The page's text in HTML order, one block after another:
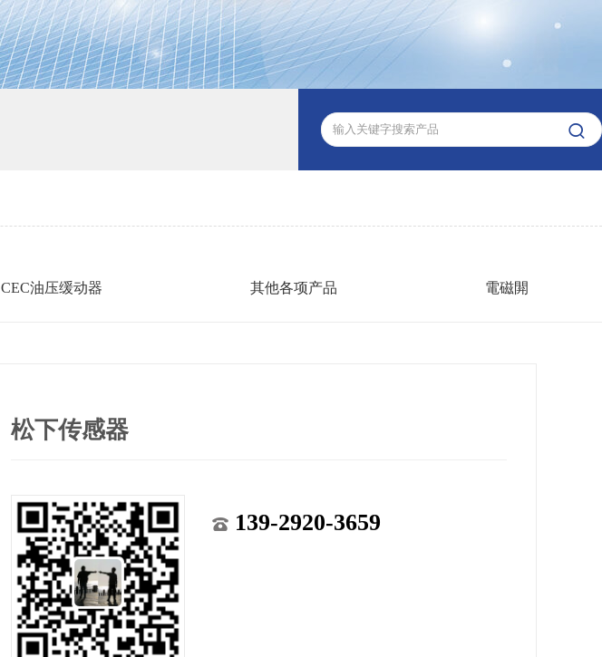

CEC油压缓动器 其他各项产品 電磁閞
松下传感器
139-2920-3659